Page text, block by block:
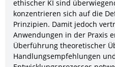
ethischer KI sind
konzentrieren sich auf die
Prinzipien. Damit jedoch
Anwendungen in der Praxis
Überführung theoretischer
Handlungsempfehlungen